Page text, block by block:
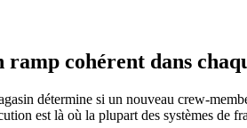
cohérent dans
détermine si un nouveau crew-
est là où la plupart des systèmes de